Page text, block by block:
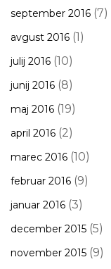
september 2016 (7)
avgust 2016 (1)
julij 2016 (10)
junij 2016 (8)
maj 2016 (19)
april 2016 (2)
marec 2016 (10)
februar 2016 (9)
januar 2016 (3)
december 2015 (5)
november 2015 (9)